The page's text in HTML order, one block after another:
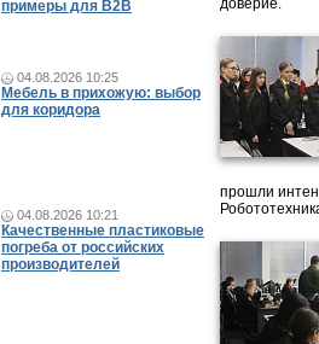
примеры для B2B
04.08.2026 10:25
Мебель в прихожую: выбор
для коридора
04.08.2026 10:21
Качественные пластиковые
погреба от российских
производителей
доверие.
прошли